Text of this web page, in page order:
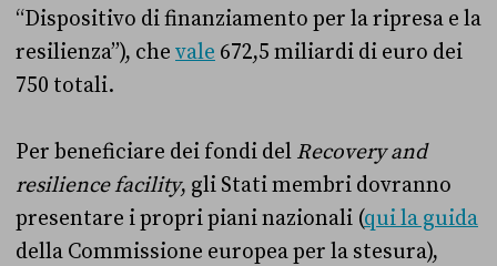
“Dispositivo di finanziamento per la ripresa e la
resilienza”), che vale 672,5 miliardi di euro dei
750 totali.
Per beneficiare dei fondi del Recovery and
resilience facility, gli Stati membri dovranno
presentare i propri piani nazionali (qui la guida
della Commissione europea per la stesura),